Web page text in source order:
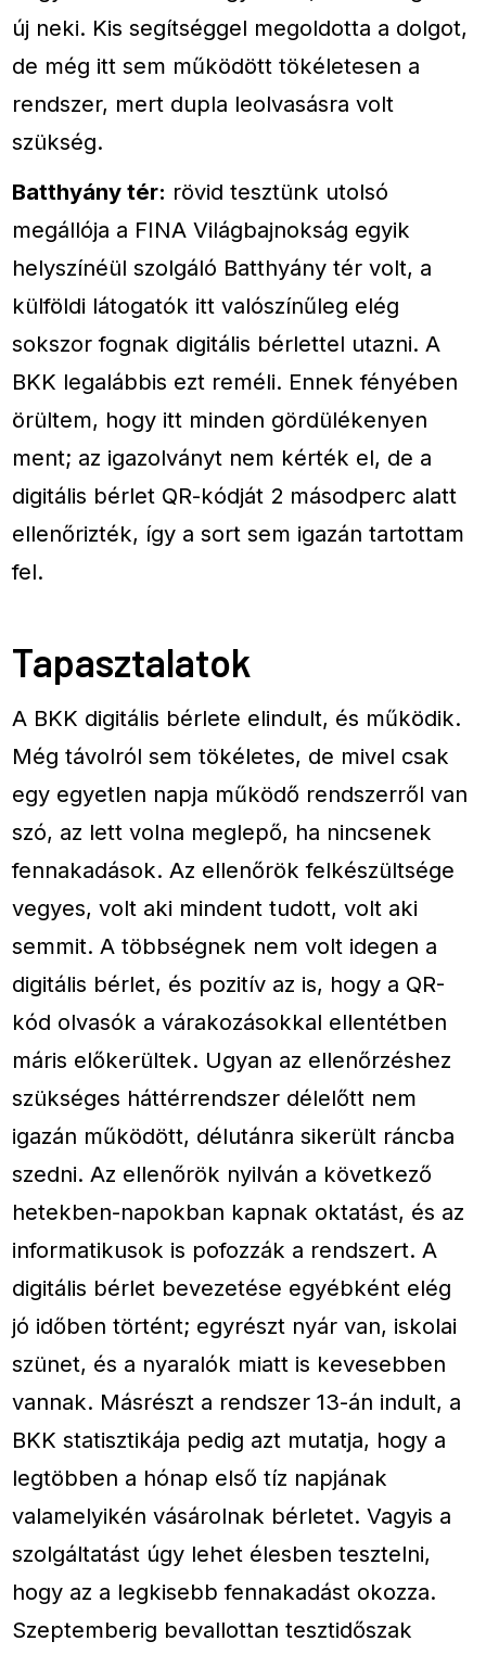
új neki. Kis segítséggel megoldotta a dolgot,
de még itt sem működött tökéletesen a
rendszer, mert dupla leolvasásra volt
szükség.
Batthyány tér: rövid tesztünk utolsó
megállója a FINA Világbajnokság egyik
helyszínéül szolgáló Batthyány tér volt, a
külföldi látogatók itt valószínűleg elég
sokszor fognak digitális bérlettel utazni. A
BKK legalábbis ezt reméli. Ennek fényében
örültem, hogy itt minden gördülékenyen
ment; az igazolványt nem kérték el, de a
digitális bérlet QR-kódját 2 másodperc alatt
ellenőrizték, így a sort sem igazán tartottam
fel.
Tapasztalatok
A BKK digitális bérlete elindult, és működik.
Még távolról sem tökéletes, de mivel csak
egy egyetlen napja működő rendszerről van
szó, az lett volna meglepő, ha nincsenek
fennakadások. Az ellenőrök felkészültsége
vegyes, volt aki mindent tudott, volt aki
semmit. A többségnek nem volt idegen a
digitális bérlet, és pozitív az is, hogy a QR-
kód olvasók a várakozásokkal ellentétben
máris előkerültek. Ugyan az ellenőrzéshez
szükséges háttérrendszer délelőtt nem
igazán működött, délutánra sikerült ráncba
szedni. Az ellenőrök nyilván a következő
hetekben-napokban kapnak oktatást, és az
informatikusok is pofozzák a rendszert. A
digitális bérlet bevezetése egyébként elég
jó időben történt; egyrészt nyár van, iskolai
szünet, és a nyaralók miatt is kevesebben
vannak. Másrészt a rendszer 13-án indult, a
BKK statisztikája pedig azt mutatja, hogy a
legtöbben a hónap első tíz napjának
valamelyikén vásárolnak bérletet. Vagyis a
szolgáltatást úgy lehet élesben tesztelni,
hogy az a legkisebb fennakadást okozza.
Szeptemberig bevallottan tesztidőszak